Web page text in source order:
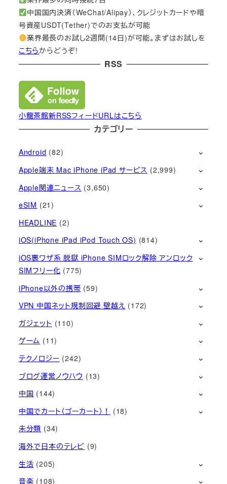
中国国内決済（WeChat/Alipay）、クレジットカードや暗
号資産USDT(Tether)でのお支払が可能
業界最長のお試し2週間(14日)が可能。まずはお試しを
こちらからどうぞ!
RSS
小龍茶館新RSSフィードURLはこちら
カテゴリー
Android (82)
Apple端末 Mac iPhone iPad サービス (2,999)
Apple関連ニュース (3,650)
eSIM (21)
HEADLINE (2)
iOS(iPhone iPad iPod Touch OS) (814)
iOS裏ワザ系 脱獄 iPhone SIMロック解除 アンロック
SIMフリー化 (775)
iPhone以外の携帯 (59)
VPN 中国ネット規制回避 壁越え (172)
ガジェット (110)
ゲーム (11)
テクノロジー (242)
ブログ運営ノウハウ (13)
中国 (144)
中国でカート（ゴーカート）！
(18)
未分類 (34)
海外で日本のテレビ (9)
生活 (205)
音楽 (108)